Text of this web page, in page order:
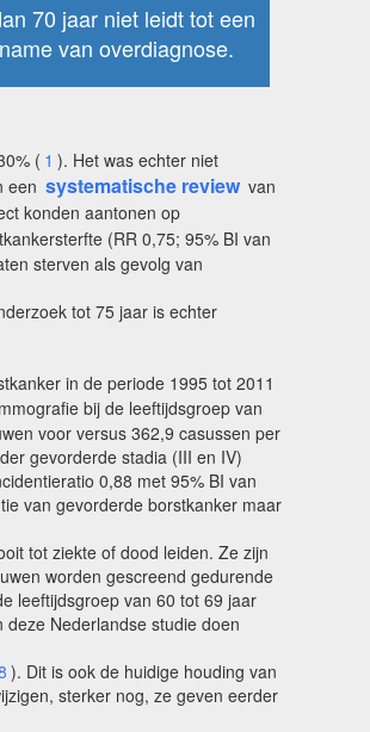
70 jaar niet leidt tot een
van overdiagnose.
( 1 ). Het was echter niet
een systematische review van
konden aantonen op
(RR 0,75; 95% BI van
sterven als gevolg van
tot 75 jaar is echter
in de periode 1995 tot 2011
bij de leeftijdsgroep van
voor versus 362,9 casussen per
gevorderde stadia (III en IV)
0,88 met 95% BI van
van gevorderde borstkanker maar
tot ziekte of dood leiden. Ze zijn
worden gescreend gedurende
leeftijdsgroep van 60 tot 69 jaar
Nederlandse studie doen
). Dit is ook de huidige houding van
sterker nog, ze geven eerder